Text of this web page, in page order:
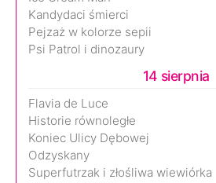
Kandydaci śmierci
Pejzaż w kolorze sepii
Psi Patrol i dinozaury
14 sierpnia
Flavia de Luce
Historie równoległe
Koniec Ulicy Dębowej
Odzyskany
Superfutrzak i złośliwa wiewiórka